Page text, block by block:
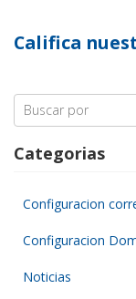
Califica
Search
for:
Categorias
Configuracion
Configuracion
Noticias